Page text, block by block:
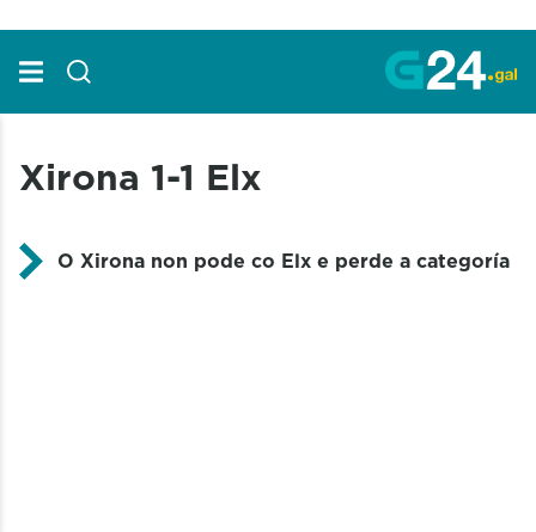
Xirona 1-1 Elx
O Xirona non pode co Elx e perde a categoría